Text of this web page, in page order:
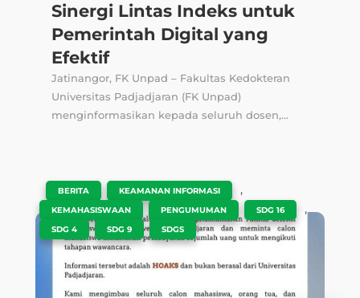
Sinergi Lintas Indeks untuk
Pemerintah Digital yang
Efektif
Jatinangor, FK Unpad – Fakultas Kedokteran
Universitas Padjadjaran (FK Unpad)
menginformasikan kepada seluruh dosen,...
BERITA KEAMANAN INFORMASI ,
KEMAHASISWAAN PENGUMUMAN SDG 16 ,
SDG 4 SDG 9 SDGS